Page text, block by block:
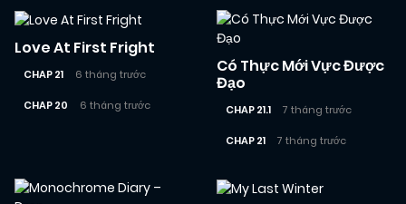
Love At First Fright
CHAP 21 6 tháng trước
CHAP 20 6 tháng trước
Có Thực Mới Vực Được
Đạo
CHAP 21.1 7 tháng trước
CHAP 21 7 tháng trước